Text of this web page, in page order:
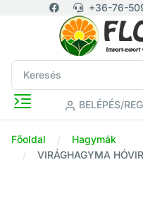
+36-76-
BELÉPÉS/
Főoldal
Hagymák
VIRÁGHAGYMA